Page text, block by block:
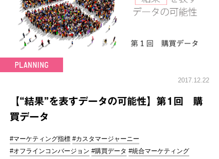
2017.12.22
【“結果”を表すデータの可能性】第1回 購
買データ
#マーケティング指標 #カスタマージャーニー
#オフラインコンバージョン #購買データ #統合マーケティング